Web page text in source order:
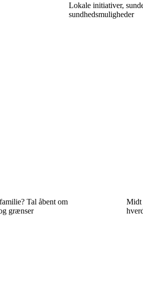
Lokale initiativer,
sundhedsmuligheder
Tal åbent om
grænser
Midt